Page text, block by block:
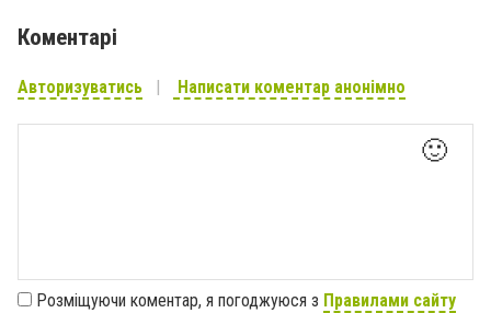
Коментарі
Авторизуватись Написати коментар анонімно
🙂
Розміщуючи коментар, я погоджуюся з Правилами сайту